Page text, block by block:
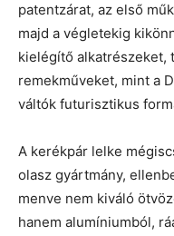
patentzárat, az első
majd a végletekig
kielégítő alkatrészeket,
remekműveket, mint a
váltók futurisztikus
A kerékpár lelke
olasz gyártmány,
menve nem kiváló
hanem alumíniumból,